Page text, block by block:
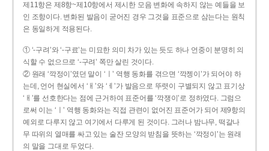
제11항은 제8항~제10항에서 제시한 모음 변화에 속하지 않는 예들을 보
인 조항이다. 변화된 발음이 굳어진 경우 그것을 표준으로 삼는다는 원칙
은 동일하게 적용된다.
① ‘-구려’와 ‘-구료’는 미묘한 의미 차가 있는 듯도 하나 언중이 분명히 의
식할 수 없으므로 ‘-구려’ 쪽만 살린 것이다.
② 원래 ‘깍정이’였던 말이 ‘ㅣ’ 역행 동화를 겪으면 ‘깍젱이’가 되어야 하
는데, 언어 현실에서 ‘ㅐ’와 ‘ㅔ’가 발음으로 뚜렷이 구별되지 않고 표기상
‘ㅐ’를 선호한다는 점에 근거하여 표준어를 ‘깍쟁이’로 정하였다. 그럼으
로써 이는 ‘ㅣ’ 역행 동화와는 직접 관련이 없어진 표준어가 되어 제9항의
예외로 다루지 않고 여기에서 다루게 된 것이다. 그러나 밤나무, 떡갈나
무 따위의 열매를 싸고 있는 술잔 모양의 받침을 뜻하는 ‘깍정이’는 원래
의 말을 그대로 두었다.